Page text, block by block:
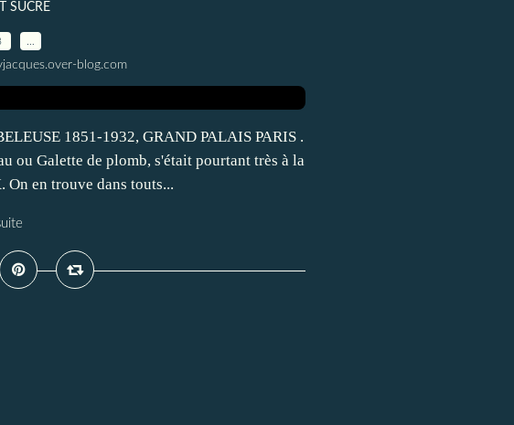
SUCRE
blog.com
1851-1932, GRAND PALAIS PARIS .
ou Galette de plomb, s'était pourtant très à la
en trouve dans touts...